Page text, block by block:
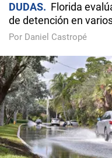
DUDAS
Florida
de detención en
Por Daniel Castropé